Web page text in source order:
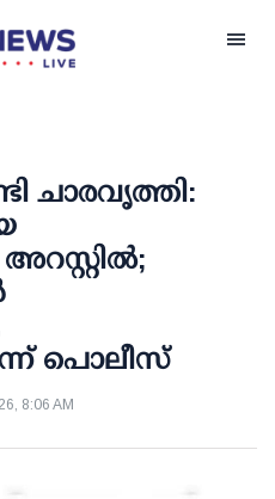
ചാരവൃത്തി:
പൊലീസ്
8:06 AM